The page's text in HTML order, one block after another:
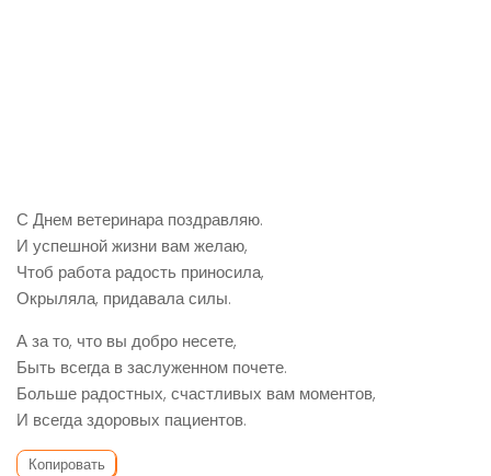
С Днем ветеринара поздравляю.
И успешной жизни вам желаю,
Чтоб работа радость приносила,
Окрыляла, придавала силы.
А за то, что вы добро несете,
Быть всегда в заслуженном почете.
Больше радостных, счастливых вам моментов,
И всегда здоровых пациентов.
Копировать